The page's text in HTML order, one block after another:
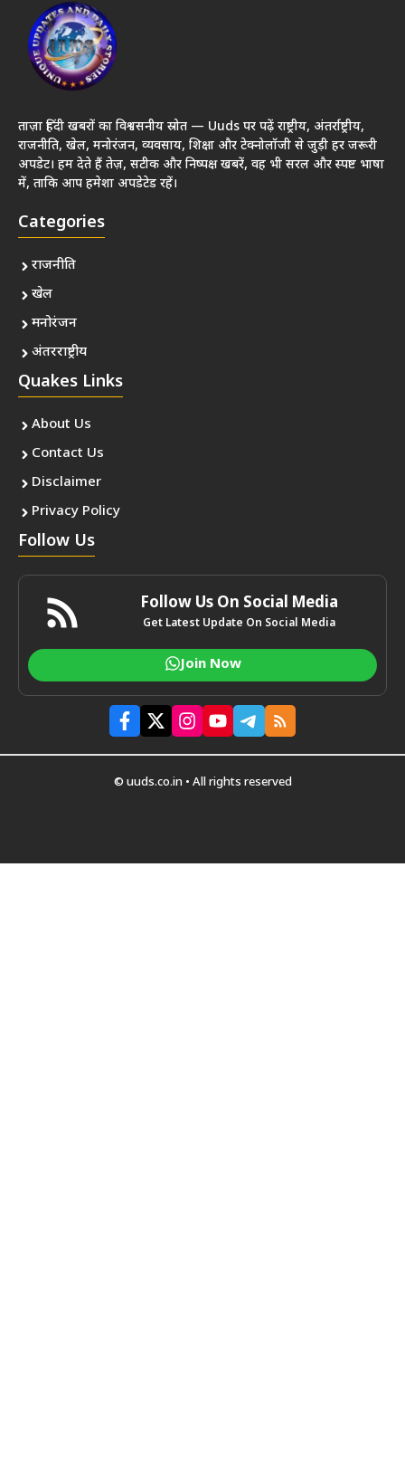
ताज़ा हिंदी खबरों का विश्वसनीय स्रोत — Uuds पर पढ़ें राष्ट्रीय, अंतर्राष्ट्रीय,
राजनीति, खेल, मनोरंजन, व्यवसाय, शिक्षा और टेक्नोलॉजी से जुड़ी हर जरूरी
अपडेट। हम देते हैं तेज़, सटीक और निष्पक्ष खबरें, वह भी सरल और स्पष्ट भाषा
में, ताकि आप हमेशा अपडेटेड रहें।
Categories
राजनीति
खेल
मनोरंजन
अंतरराष्ट्रीय
Quakes Links
About Us
Contact Us
Disclaimer
Privacy Policy
Follow Us
Follow Us On Social Media
Get Latest Update On Social Media
Join Now
© uuds.co.in • All rights reserved